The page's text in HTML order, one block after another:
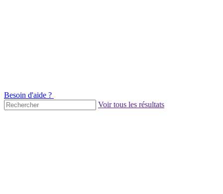
Besoin d'aide ?
Voir tous les résultats